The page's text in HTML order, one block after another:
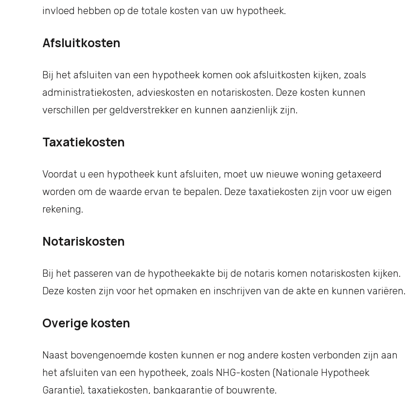
invloed hebben op de totale kosten van uw hypotheek.
Afsluitkosten
Bij het afsluiten van een hypotheek komen ook afsluitkosten kijken, zoals
administratiekosten, advieskosten en notariskosten. Deze kosten kunnen
verschillen per geldverstrekker en kunnen aanzienlijk zijn.
Taxatiekosten
Voordat u een hypotheek kunt afsluiten, moet uw nieuwe woning getaxeerd
worden om de waarde ervan te bepalen. Deze taxatiekosten zijn voor uw eigen
rekening.
Notariskosten
Bij het passeren van de hypotheekakte bij de notaris komen notariskosten kijken.
Deze kosten zijn voor het opmaken en inschrijven van de akte en kunnen variëren.
Overige kosten
Naast bovengenoemde kosten kunnen er nog andere kosten verbonden zijn aan
het afsluiten van een hypotheek, zoals NHG-kosten (Nationale Hypotheek
Garantie), taxatiekosten, bankgarantie of bouwrente.